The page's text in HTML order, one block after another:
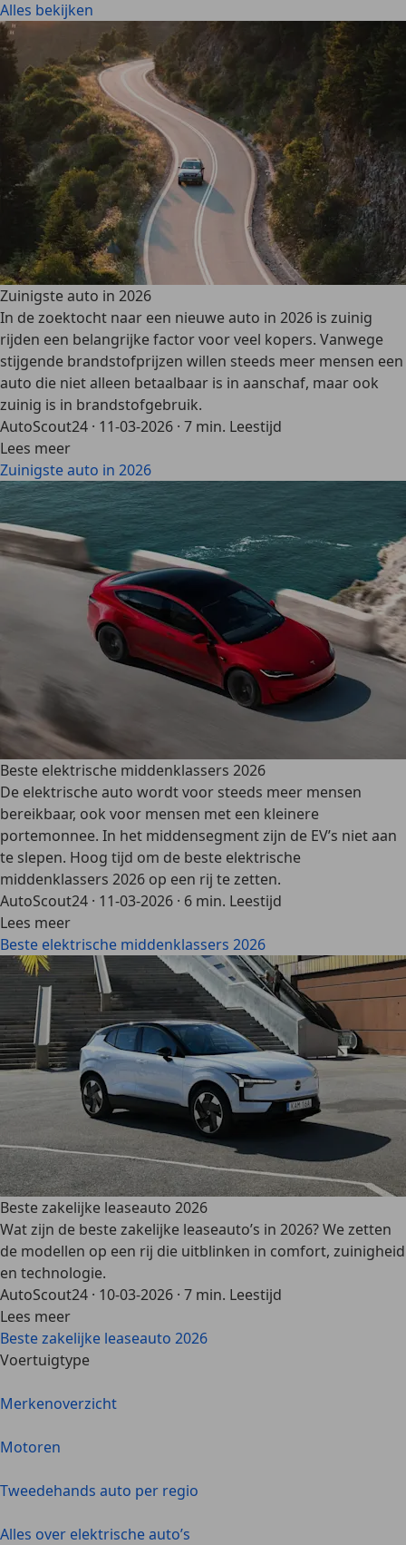
Alles bekijken
Zuinigste auto in 2026
In de zoektocht naar een nieuwe auto in 2026 is zuinig
rijden een belangrijke factor voor veel kopers. Vanwege
stijgende brandstofprijzen willen steeds meer mensen een
auto die niet alleen betaalbaar is in aanschaf, maar ook
zuinig is in brandstofgebruik.
AutoScout24 · 11-03-2026 · 7 min. Leestijd
Lees meer
Zuinigste auto in 2026
Beste elektrische middenklassers 2026
De elektrische auto wordt voor steeds meer mensen
bereikbaar, ook voor mensen met een kleinere
portemonnee. In het middensegment zijn de EV’s niet aan
te slepen. Hoog tijd om de beste elektrische
middenklassers 2026 op een rij te zetten.
AutoScout24 · 11-03-2026 · 6 min. Leestijd
Lees meer
Beste elektrische middenklassers 2026
Beste zakelijke leaseauto 2026
Wat zijn de beste zakelijke leaseauto’s in 2026? We zetten
de modellen op een rij die uitblinken in comfort, zuinigheid
en technologie.
AutoScout24 · 10-03-2026 · 7 min. Leestijd
Lees meer
Beste zakelijke leaseauto 2026
Voertuigtype
Merkenoverzicht
Motoren
Tweedehands auto per regio
Alles over elektrische auto’s